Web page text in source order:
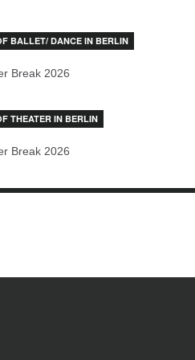
BALLET/ DANCE IN BERLIN
Break 2026
THEATER IN BERLIN
Break 2026